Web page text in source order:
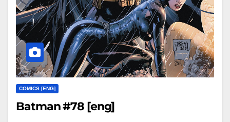
COMICS [ENG]
Batman #78 [eng]